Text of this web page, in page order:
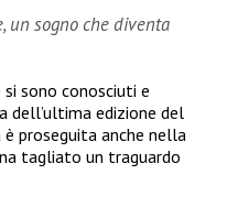
un sogno che diventa
si sono conosciuti e
dell’ultima edizione del
proseguita anche nella
tagliato un traguardo